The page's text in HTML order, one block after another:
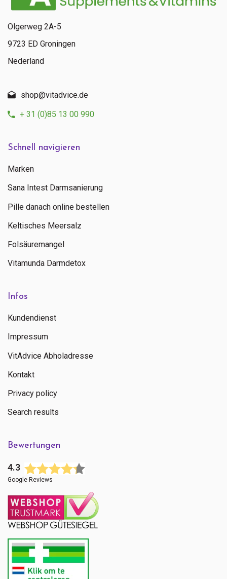
Schnell navigieren
Marken
Sana Intest Darmsanierung
Pille danach online bestellen
Keltisches Meersalz
Folsäuremangel
Vitamunda Darmdetox
Infos
Kundendienst
Impressum
VitAdvice Abholadresse
Kontakt
Privacy policy
Search results
Bewertungen
4.3
Google Reviews
Olgerweg 2A-5
9723 ED Groningen
Nederland
shop@vitadvice.de
+ 31 (0)85 13 00 990